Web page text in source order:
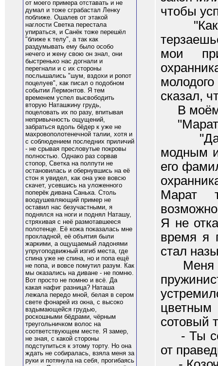
от моего примера отставать и не
думал и тоже сграбастал Ленку
поближе. Ошалев от этакой
наглости Светка перестала
упираться, и Санёк тоже перешёл
"ближе к телу", а так как
раздумывать ему было особо
нечего и жену свою он знал, они
быстренько нас догнали и
перегнали и с их стороны
послышались "шум, вздохи и ропот
поцелуев", как писал о подобном
событии Лермонтов. Я тем
временем успел высвободить
вторую Наташкину грудь,
поцеловать их по разу, впитывая
непривычность ощущений,
забраться вдоль бёдер к уже не
махровополотенечной талии, хотя и
с соблюдением последних приличий
- не срывая пресловутые покровы
полностью. Однако раз сорвав
стопор, Светка на полпути не
остановилась и обернувшись на её
стон я увидел, как она уже вовсю
скачет, усевшись на уложенного
поперёк дивана Санька. Столь
воодушевляющий пример не
оставил нас безучастными, я
поднялся на ноги и поднял Наташу,
стряхивая с неё размотавшееся
полотенце. Её кожа показалась мне
прохладной, её объятия были
жаркими, а ощущаемый ладонями
упругоподвижный изгиб места, где
спина уже не спина, но и попа ещё
не попа, и вовсе помутил разум. Как
мы оказались на диване - не помню.
Вот просто не помню и всё. Да
какая нафиг разница? Наташа
лежала передо мной, белая в сером
свете фонарей из окна, с высоко
вздымающейся грудью,
роскошными бёдрами, чёрным
треугольничком волос на
соответствующем месте. Я замер,
не зная, с какой стороны
подступиться к этому торту. Но она
ждать не собиралась, взяла меня за
руки и потянула на себя, прогибаясь
чтобы
мои
сказал,
В моём
"Да,
модным
его
Марат
Я не
время я
стал
Меня
сотовый
- Ты
от